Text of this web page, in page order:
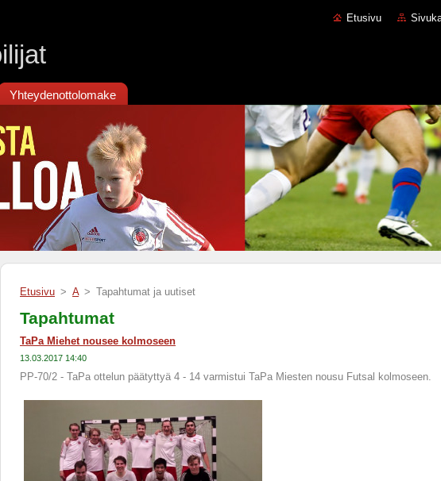
Etusivu
Yhteydenottolomake
Etusivu > A > Tapahtumat ja uutiset
Tapahtumat
TaPa Miehet nousee kolmoseen
13.03.2017 14:40
PP-70/2 - TaPa ottelun päätyttyä 4 - 14 varmistui TaPa Miesten nousu Futsal kolmoseen.